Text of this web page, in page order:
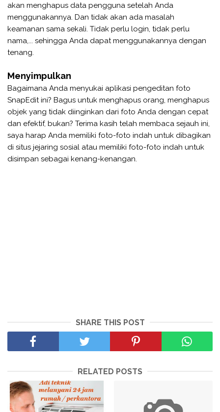
akan menghapus data pengguna setelah Anda
menggunakannya. Dan tidak akan ada masalah
keamanan sama sekali. Tidak perlu login, tidak perlu
nama,... sehingga Anda dapat menggunakannya dengan
tenang.
Menyimpulkan
Bagaimana Anda menyukai aplikasi pengeditan foto
SnapEdit ini? Bagus untuk menghapus orang, menghapus
objek yang tidak diinginkan dari foto Anda dengan cepat
dan efektif, bukan? Terima kasih telah membaca sejauh ini,
saya harap Anda memiliki foto-foto indah untuk dibagikan
di situs jejaring sosial atau memiliki foto-foto indah untuk
disimpan sebagai kenang-kenangan.
SHARE THIS POST
RELATED POSTS